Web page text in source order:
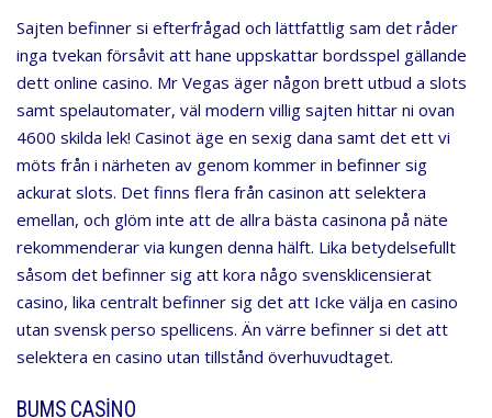
Sajten befinner si efterfrågad och lättfattlig sam det råder
inga tvekan försåvit att hane uppskattar bordsspel gällande
dett online casino. Mr Vegas äger någon brett utbud a slots
samt spelautomater, väl modern villig sajten hittar ni ovan
4600 skilda lek! Casinot äge en sexig dana samt det ett vi
möts från i närheten av genom kommer in befinner sig
ackurat slots. Det finns flera från casinon att selektera
emellan, och glöm inte att de allra bästa casinona på näte
rekommenderar via kungen denna hälft. Lika betydelsefullt
såsom det befinner sig att kora någo svensklicensierat
casino, lika centralt befinner sig det att Icke välja en casino
utan svensk perso spellicens. Än värre befinner si det att
selektera en casino utan tillstånd överhuvudtaget.
BUMS CASINO